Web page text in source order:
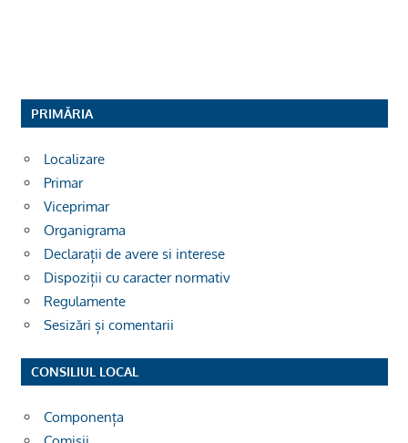
PRIMĂRIA
Localizare
Primar
Viceprimar
Organigrama
Declarații de avere si interese
Dispoziții cu caracter normativ
Regulamente
Sesizări și comentarii
CONSILIUL LOCAL
Componența